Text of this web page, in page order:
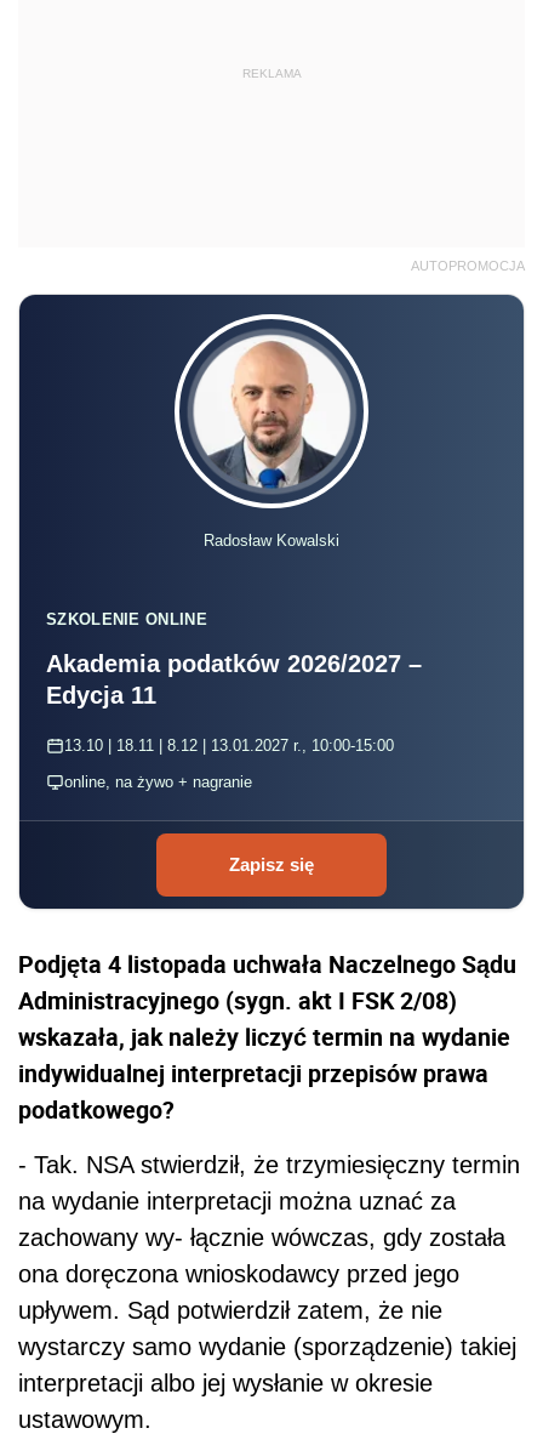
REKLAMA
AUTOPROMOCJA
Radosław Kowalski
SZKOLENIE ONLINE
Akademia podatków 2026/2027 –
Edycja 11
13.10 | 18.11 | 8.12 | 13.01.2027 r., 10:00-15:00
online, na żywo + nagranie
Zapisz się
Podjęta 4 listopada uchwała Naczelnego Sądu
Administracyjnego (sygn. akt I FSK 2/08)
wskazała, jak należy liczyć termin na wydanie
indywidualnej interpretacji przepisów prawa
podatkowego?
- Tak. NSA stwierdził, że trzymiesięczny termin
na wydanie interpretacji można uznać za
zachowany wy- łącznie wówczas, gdy została
ona doręczona wnioskodawcy przed jego
upływem. Sąd potwierdził zatem, że nie
wystarczy samo wydanie (sporządzenie) takiej
interpretacji albo jej wysłanie w okresie
ustawowym.